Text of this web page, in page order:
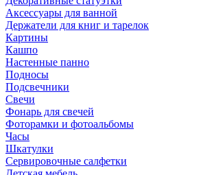
Аксессуары для ванной
Держатели для книг и тарелок
Картины
Кашпо
Настенные панно
Подносы
Подсвечники
Свечи
Фонарь для свечей
Фоторамки и фотоальбомы
Часы
Шкатулки
Сервировочные салфетки